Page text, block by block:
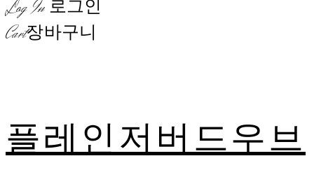
Log In 로그인
Cart장바구니
플레인저버드우브